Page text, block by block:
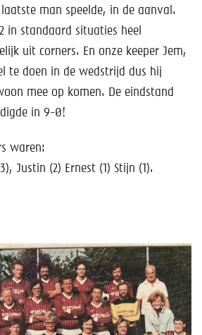
man speelde, in de aanval.
in standaard situaties heel
uit corners. En onze keeper Jem,
te doen in de wedstrijd dus hij
mee op komen. De eindstand
in 9-0!
waren:
Justin (2) Ernest (1) Stijn (1).